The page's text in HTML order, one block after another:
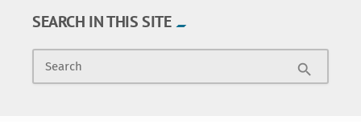
SEARCH IN THIS SITE
Search search